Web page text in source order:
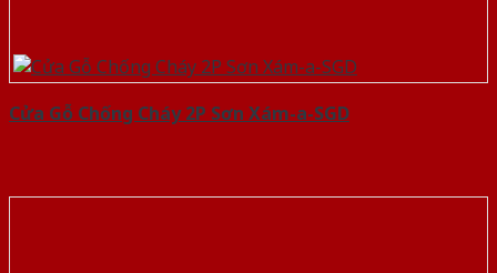
Cửa Gỗ Chống Cháy 2P Sơn Xám-a-SGD